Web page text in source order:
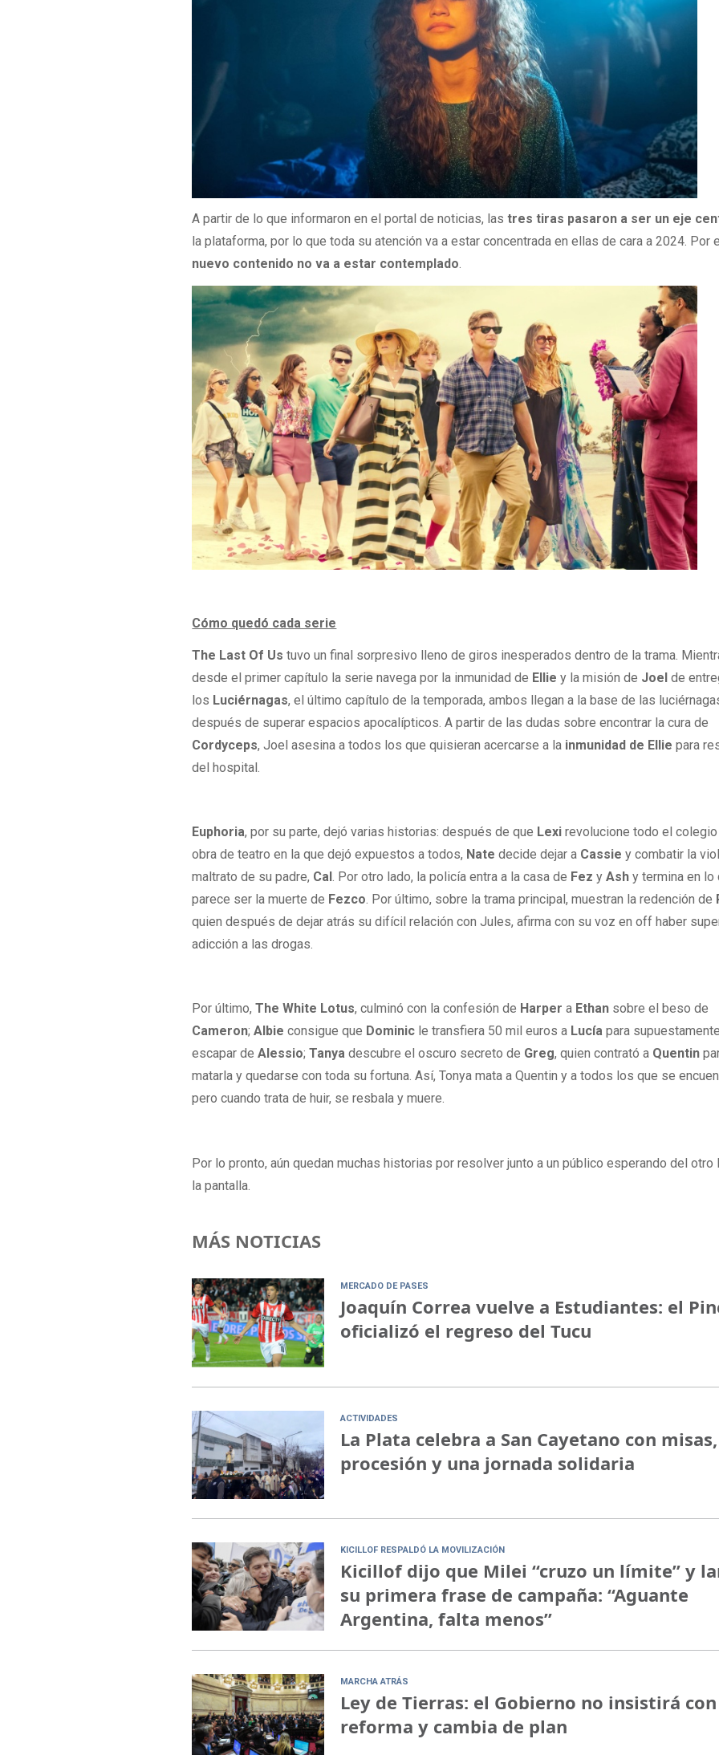
A partir de lo que informaron en el portal de noticias, lastres tiras pasaron a ser un eje
la plataforma, por lo que toda su atención va a estar concentrada en ellas de cara a 2024. Por
nuevo contenido no va a estar contemplado.
Cómo quedó cada serie
The Last Of Us tuvo un final sorpresivo lleno de giros inesperados dentro de la trama.
desde el primer capítulo la serie navega por la inmunidad de Elliey la misión de Joelde
los Luciérnagas, el último capítulo de la temporada, ambos llegan a la base de las
después de superar espacios apocalípticos. A partir de las dudas sobre encontrar la cura de
Cordyceps, Joel asesina a todos los que quisieran acercarse a la inmunidad de Ellie para
del hospital.
Euphoria, por su parte, dejó varias historias: después de que Lexirevolucione todo el
obra de teatro en la que dejó expuestos a todos, Natedecide dejar a Cassiey combatir la
maltrato de su padre, Cal. Por otro lado, la policía entra a la casa de FezyAshy termina en lo
parece ser la muerte de Fezco. Por último, sobre la trama principal, muestran la redención de
quien después de dejar atrás su difícil relación con Jules, afirma con su voz en off haber
adicción a las drogas.
Por último,The White Lotus, culminó con la confesión de Harpera Ethan sobre el beso de
Cameron;Albieconsigue que Dominic le transfiera 50 mil euros a Lucía para
escapar deAlessio;Tanya descubre el oscuro secreto de Greg, quien contrató a Quentin
matarla y quedarse con toda su fortuna. Así, Tonya mata a Quentin y a todos los que se
pero cuando trata de huir, se resbala y muere.
Por lo pronto, aún quedan muchas historias por resolver junto a un público esperando del otro
la pantalla.
MÁS NOTICIAS
MERCADO DE PASES
Joaquín Correa vuelve a Estudiantes: el
oficializó el regreso del Tucu
ACTIVIDADES
La Plata celebra a San Cayetano con misas,
procesión y una jornada solidaria
KICILLOF RESPALDÓ LA MOVILIZACIÓN
Kicillof dijo que Milei “cruzo un límite” y
su primera frase de campaña: “Aguante
Argentina, falta menos”
MARCHA ATRÁS
Ley de Tierras: el Gobierno no insistirá
reforma y cambia de plan